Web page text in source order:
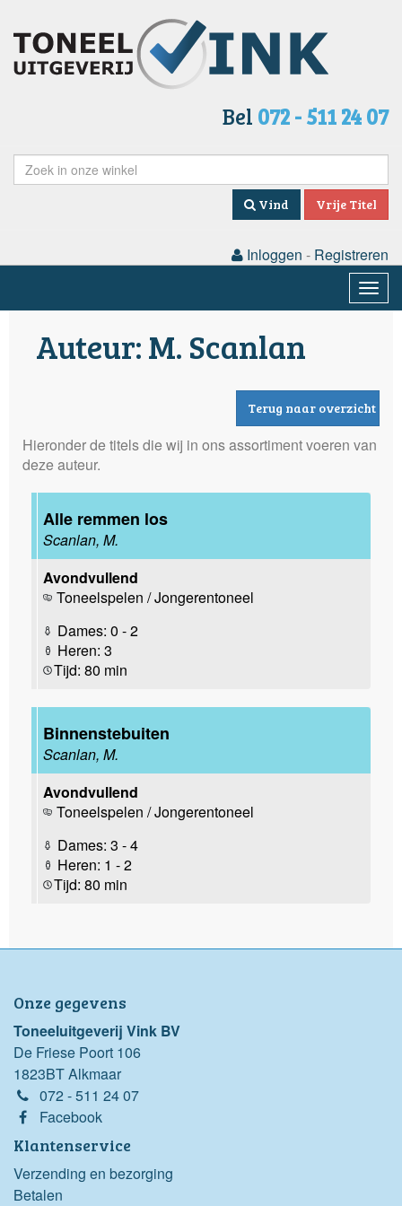
Bel 072 - 511 24 07
Vind Vrije Titel
Inloggen - Registreren
Auteur: M. Scanlan
Terug naar overzicht
Hieronder de titels die wij in ons assortiment voeren van
deze auteur.
Alle remmen los
Scanlan, M.
Avondvullend
Toneelspelen / Jongerentoneel
Dames: 0 - 2
Heren: 3
Tijd: 80 min
Binnenstebuiten
Scanlan, M.
Avondvullend
Toneelspelen / Jongerentoneel
Dames: 3 - 4
Heren: 1 - 2
Tijd: 80 min
Onze gegevens
Toneeluitgeverij Vink BV
De Friese Poort 106
1823BT Alkmaar
072 - 511 24 07
Facebook
Klantenservice
Verzending en bezorging
Betalen